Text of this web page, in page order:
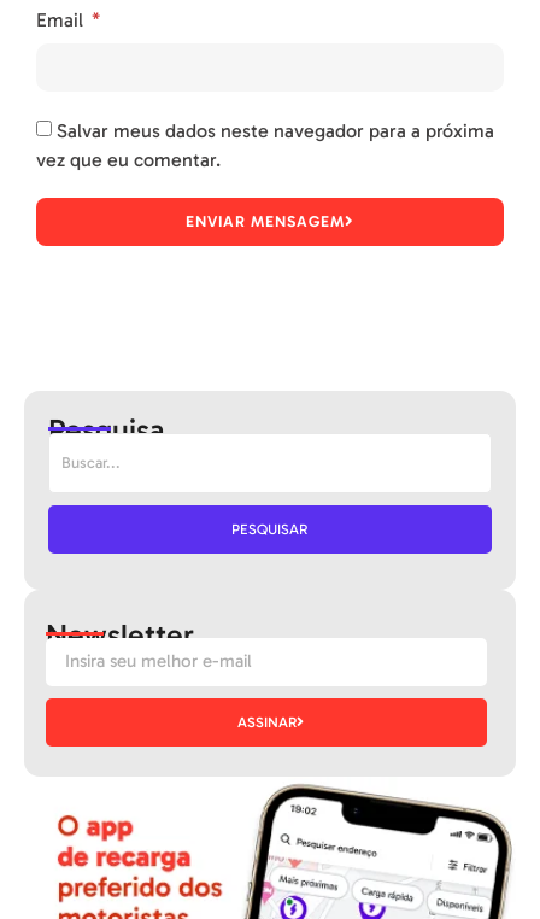
Email
Salvar meus dados neste navegador para a próxima
vez que eu comentar.
ENVIAR MENSAGEM
Pesquisa
PESQUISAR
Newsletter
ASSINAR